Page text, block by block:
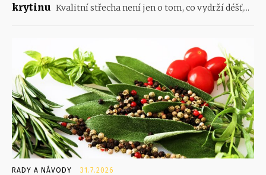
krytinu Kvalitní střecha není jen o tom, co vydrží déšť,...
RADY A NÁVODY 31.7.2026